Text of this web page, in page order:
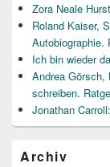
Zora Neale
Roland Kaiser,
Autobiographie.
Ich bin wieder
Andrea Görsch,
schreiben.
Jonathan
Archiv